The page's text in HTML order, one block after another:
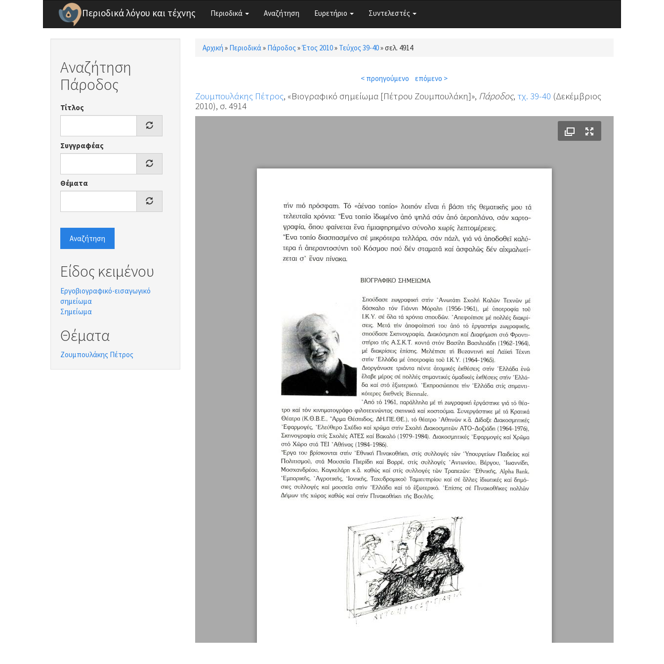
Παράκαμψη προς το κυρίως περιεχόμενο
Περιοδικά λόγου και τέχνης Περιοδικά Αναζήτηση Ευρετήριο Συντελεστές
Αναζήτηση
Πάροδος
Τίτλος
Συγγραφέας
Θέματα
Αναζήτηση
Είδος κειμένου
Εργοβιογραφικό-εισαγωγικό
σημείωμα
Σημείωμα
Θέματα
Ζουμπουλάκης Πέτρος
Είστε εδώ
Αρχική » Περιοδικά» Πάροδος »Έτος 2010» Τεύχος 39-40»σελ. 4914
< προηγούμενο επόμενο >
Ζουμπουλάκης Πέτρος, «Βιογραφικό σημείωμα [Πέτρου Ζουμπουλάκη]», Πάροδος, τχ. 39-40 (Δεκέμβριος
2010), σ. 4914